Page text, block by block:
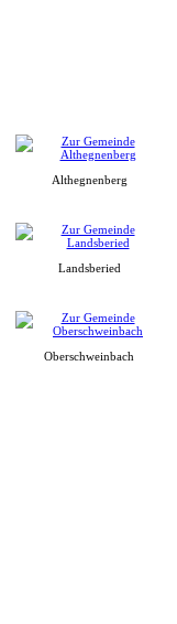
Althegnenberg
Landsberied
Oberschweinbach